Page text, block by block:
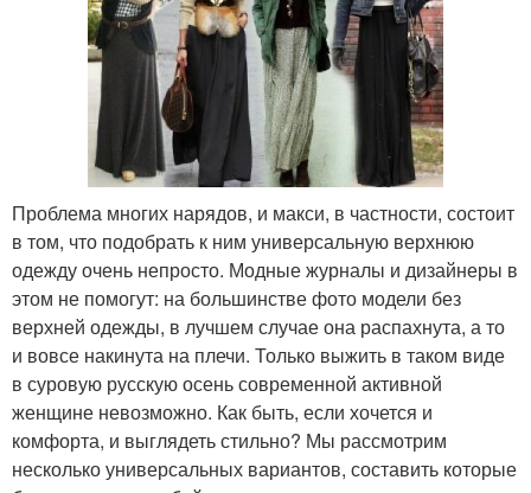
Проблема многих нарядов, и макси, в частности, состоит
в том, что подобрать к ним универсальную верхнюю
одежду очень непросто. Модные журналы и дизайнеры в
этом не помогут: на большинстве фото модели без
верхней одежды, в лучшем случае она распахнута, а то
и вовсе накинута на плечи. Только выжить в таком виде
в суровую русскую осень современной активной
женщине невозможно. Как быть, если хочется и
комфорта, и выглядеть стильно? Мы рассмотрим
несколько универсальных вариантов, составить которые